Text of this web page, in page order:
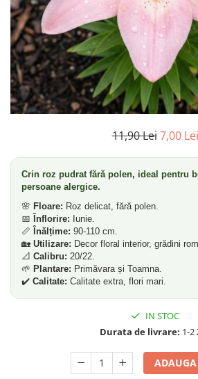
11,90 Lei 7,00 Lei
Crin roz pudrat fără polen, ideal pentru
persoane alergice.
🌸 Floare: Roz delicat, fără polen.
📅
Înflorire: Iunie.
📏 Înălțime: 90-110 cm.
🏡 Utilizare: Decor floral interior, grădini
📐 Calibru: 20/22.
🌱 Plantare: Primăvara și Toamna.
✔️ Calitate: Calitate extra, flori mari.
IN STOC
Durata de livrare: 1-2